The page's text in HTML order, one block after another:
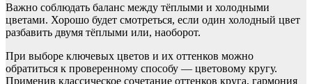
Важно соблюдать баланс между тёплыми и холодными
цветами. Хорошо будет смотреться, если один холодный цвет
разбавить двумя тёплыми или, наоборот.
При выборе ключевых цветов и их оттенков можно
обратиться к проверенному способу — цветовому кругу.
Применив классическое сочетание оттенков круга, гармония